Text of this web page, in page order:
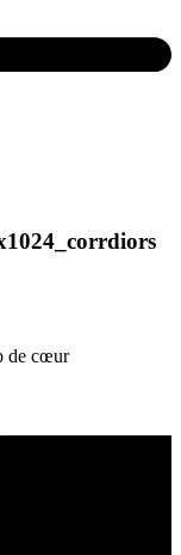
de cœur